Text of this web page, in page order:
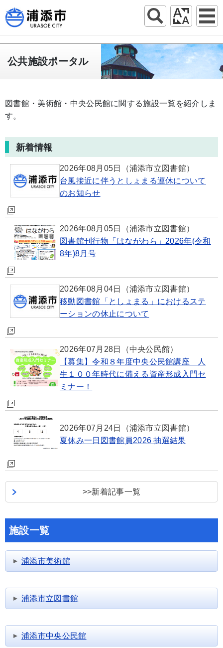
公共施設ポータル
図書館・美術館・中央公民館に関する施設一覧を紹介しま
す。
新着情報
2026年08月05日
（浦添市立図書館）
台風接近に伴うとしょまる運休について
のお知らせ
2026年08月05日
（浦添市立図書館）
図書館刊行物「はながわら」2026年(令和
8年)8月号
2026年08月04日
（浦添市立図書館）
移動図書館「としょまる」におけるステ
ーションの休止について
2026年07月28日
（中央公民館）
【募集】令和８年度中央公民館講座 人
生１００年時代に備える資産形成入門セ
ミナー！
2026年07月24日
（浦添市立図書館）
夏休み一日図書館員2026 抽選結果
>>新着記事一覧
施設一覧
浦添市美術館
浦添市立図書館
浦添市中央公民館